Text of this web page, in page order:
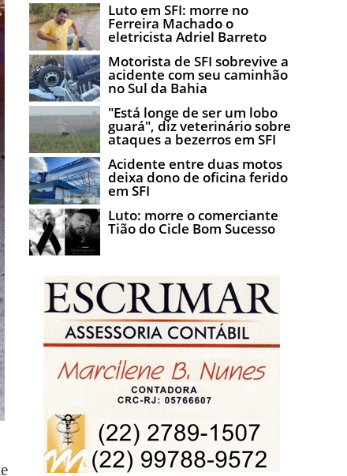
Luto em SFI: morre no
Ferreira Machado o
eletricista Adriel Barreto
Motorista de SFI sobrevive a
acidente com seu caminhão
no Sul da Bahia
"Está longe de ser um lobo
guará", diz veterinário sobre
ataques a bezerros em SFI
Acidente entre duas motos
deixa dono de oficina ferido
em SFI
Luto: morre o comerciante
Tião do Cicle Bom Sucesso